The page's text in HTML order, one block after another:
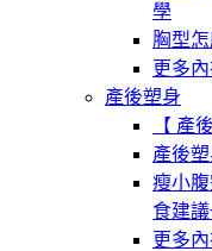
學
胸型
更多
產後塑身
【 產
產後
瘦小
食建
更多